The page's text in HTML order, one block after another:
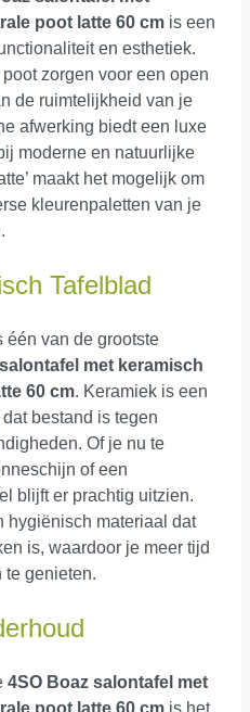
poot latte 60 cm is een
en esthetiek.
zorgen voor een open
de ruimtelijkheid van je
afwerking biedt een luxe
moderne en natuurlijke
maakt het mogelijk om
kleurenpaletten van je
Tafelblad
één van de grootste
met keramisch
60 cm. Keramiek is een
bestand is tegen
Of je nu te
of een
blijft er prachtig uitzien.
hygiënisch materiaal dat
is, waardoor je meer tijd
te genieten.
4SO Boaz salontafel met